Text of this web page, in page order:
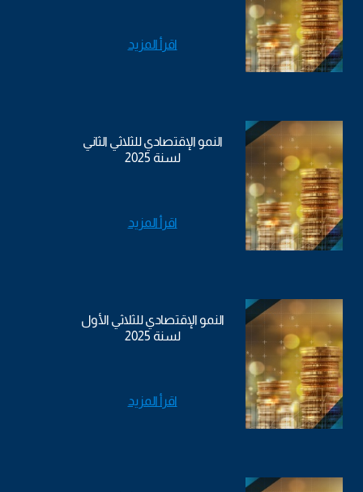
اقرأ المزيد
النمو الإقتصادي للثلاثي الثاني
لسنة 2025
اقرأ المزيد
النمو الإقتصادي للثلاثي الأول
لسنة 2025
اقرأ المزيد